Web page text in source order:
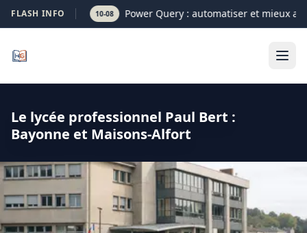
FLASH INFO 10-08 Power Query : automatiser et mieux
Le lycée professionnel Paul Bert :
Bayonne et Maisons-Alfort